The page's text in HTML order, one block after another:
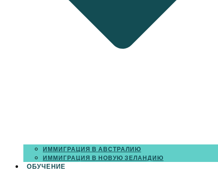
ИММИГРАЦИЯ В АВСТРАЛИЮ
ИММИГРАЦИЯ В НОВУЮ ЗЕЛАНДИЮ
ОБУЧЕНИЕ